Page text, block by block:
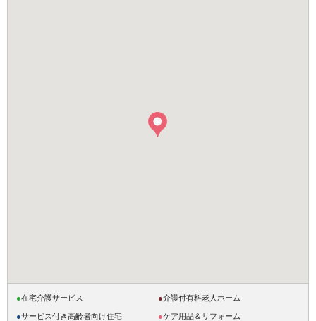
●在宅介護サービス ●介護付有料老人ホーム
●サービス付き高齢者向け住宅 ●ケア用品＆リフォーム